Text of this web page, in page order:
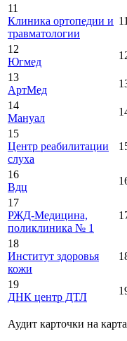
11
Клиника ортопедии и
травматологии
11
12
Югмед
13
АртМед
14
Мануал
15
Центр реабилитации
слуха
16
Вдц
17
РЖД-Медицина,
поликлиника № 1
18
Институт здоровья
кожи
19
ДНК центр ДТЛ
Аудит карточки на